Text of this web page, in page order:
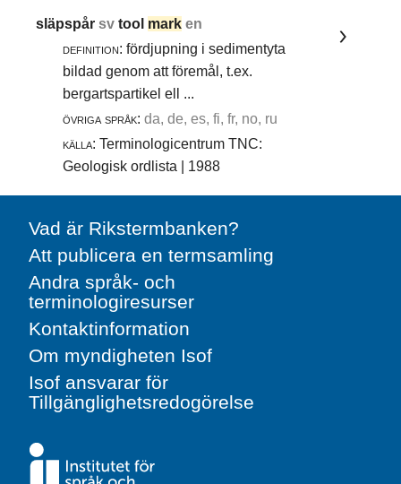
släpspårsvtool mark en
definition: fördjupning i sedimentyta
bildad genom att föremål, t.ex.
bergartspartikel ell ...
övriga språk: da, de, es, fi, fr, no, ru
källa: Terminologicentrum TNC:
Geologisk ordlista | 1988
Vad är Rikstermbanken?
Att publicera en termsamling
Andra språk- och
terminologiresurser
Kontaktinformation
Om myndigheten Isof
Isof ansvarar för
Tillgänglighetsredogörelse